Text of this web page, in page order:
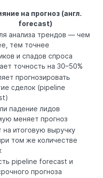
на прогноз (англ.
forecast)
анализа трендов — чем
тем точнее
и спадов спроса
точность на 30–50%
прогнозировать
сделок (pipeline
падение лидов
меняет прогноз
на итоговую выручку
том же количестве
pipeline forecast и
прогноза